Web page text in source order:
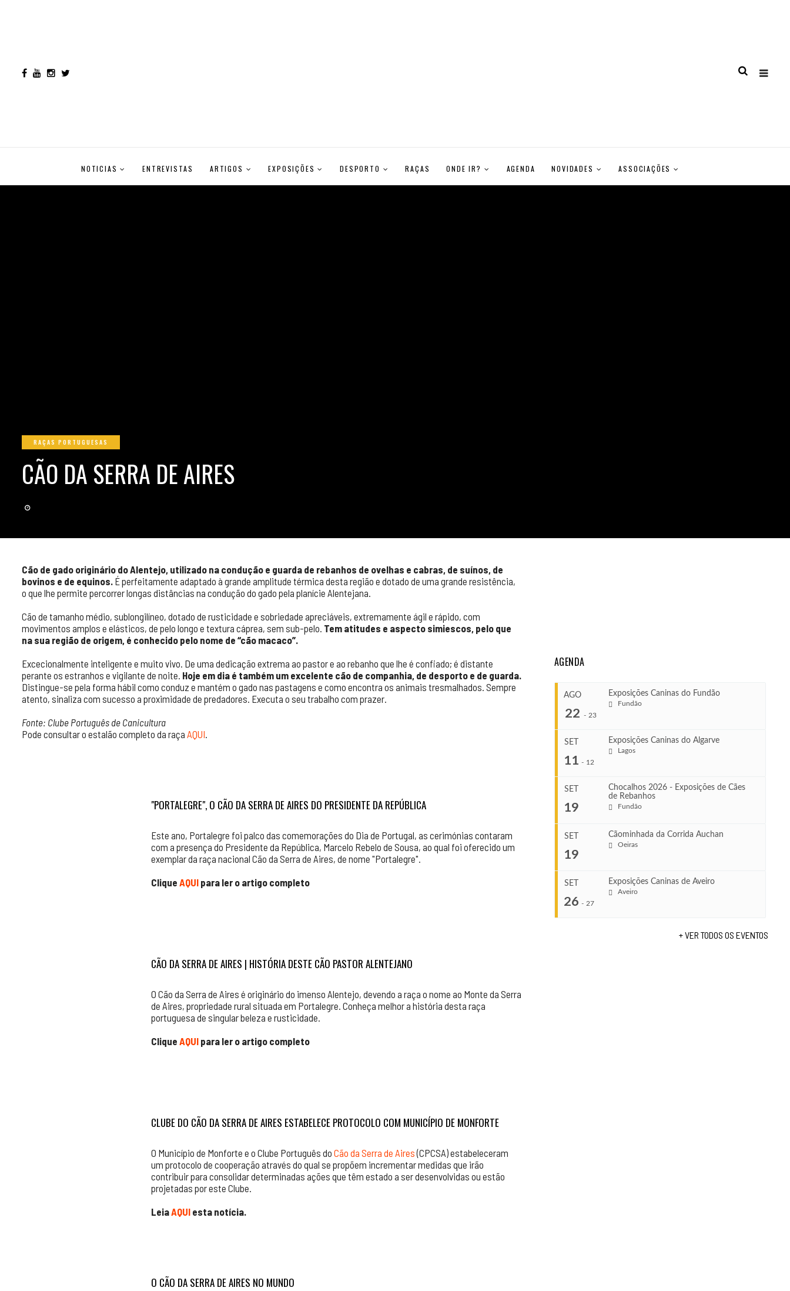
NOTICIAS ENTREVISTAS ARTIGOS EXPOSIÇÕES DESPORTO RAÇAS ONDE IR? AGENDA NOVIDADES ASSOCIAÇÕES
RAÇAS PORTUGUESAS
CÃO DA SERRA DE AIRES
Cão de gado originário do Alentejo, utilizado na condução e guarda de rebanhos de ovelhas e cabras, de suínos, de
bovinos e de equinos. É perfeitamente adaptado à grande amplitude térmica desta região e dotado de uma grande resistência,
o que lhe permite percorrer longas distâncias na condução do gado pela planície Alentejana.
Cão de tamanho médio, sublongilíneo, dotado de rusticidade e sobriedade apreciáveis, extremamente ágil e rápido, com
movimentos amplos e elásticos, de pelo longo e textura cáprea, sem sub-pelo. Tem atitudes e aspecto simiescos, pelo que
na sua região de origem, é conhecido pelo nome de “cão macaco”.
Excecionalmente inteligente e muito vivo. De uma dedicação extrema ao pastor e ao rebanho que lhe é confiado; é distante
perante os estranhos e vigilante de noite. Hoje em dia é também um excelente cão de companhia, de desporto e de guarda.
Distingue-se pela forma hábil como conduz e mantém o gado nas pastagens e como encontra os animais tresmalhados. Sempre
atento, sinaliza com sucesso a proximidade de predadores. Executa o seu trabalho com prazer.
Fonte: Clube Português de Canicultura
Pode consultar o estalão completo da raça AQUI.
"PORTALEGRE", O CÃO DA SERRA DE AIRES DO PRESIDENTE DA REPÚBLICA
Este ano, Portalegre foi palco das comemorações do Dia de Portugal, as cerimónias contaram
com a presença do Presidente da República, Marcelo Rebelo de Sousa, ao qual foi oferecido um
exemplar da raça nacional Cão da Serra de Aires, de nome "Portalegre".
CliqueAQUI para ler o artigo completo
CÃO DA SERRA DE AIRES | HISTÓRIA DESTE CÃO PASTOR ALENTEJANO
O Cão da Serra de Aires é originário do imenso Alentejo, devendo a raça o nome ao Monte da Serra
de Aires, propriedade rural situada em Portalegre. Conheça melhor a história desta raça
portuguesa de singular beleza e rusticidade.
CliqueAQUI para ler o artigo completo
CLUBE DO CÃO DA SERRA DE AIRES ESTABELECE PROTOCOLO COM MUNICÍPIO DE MONFORTE
O Município de Monforte e o Clube Português doCão da Serra de Aires(CPCSA) estabeleceram
um protocolo de cooperação através do qual se propõem incrementar medidas que irão
contribuir para consolidar determinadas ações que têm estado a ser desenvolvidas ou estão
projetadas por este Clube.
LeiaAQUI esta notícia.
O CÃO DA SERRA DE AIRES NO MUNDO
AGENDA
AGO
22 - 23
Exposições Caninas do Fundão
Fundão
Ago 22, 2026
Ago 23, 2026
VENUE
SET
11 - 12
Exposições Caninas do Algarve
Lagos
Set 11, 2026
Set 12, 2026
VENUE
SET
19
Chocalhos 2026 - Exposições de Cães
de Rebanhos
Fundão
COMEÇA
SET
19
Cãominhada da Corrida Auchan
Oeiras
SET
26 - 27
Exposições Caninas de Aveiro
Aveiro
+ VER TODOS OS EVENTOS